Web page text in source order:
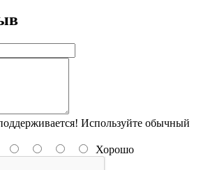
Используйте обычный
Хорошо